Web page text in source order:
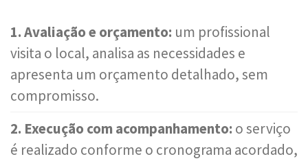
1. Avaliação e orçamento: um profissional
visita o local, analisa as necessidades e
apresenta um orçamento detalhado, sem
compromisso.
2. Execução com acompanhamento: o serviço
é realizado conforme o cronograma acordado,